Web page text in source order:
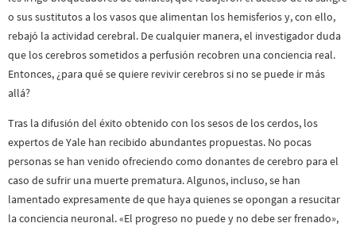
o sus sustitutos a los vasos que alimentan los hemisferios y, con ello,
rebajó la actividad cerebral. De cualquier manera, el investigador duda
que los cerebros sometidos a perfusión recobren una conciencia real.
Entonces, ¿para qué se quiere revivir cerebros si no se puede ir más
allá?
Tras la difusión del éxito obtenido con los sesos de los cerdos, los
expertos de Yale han recibido abundantes propuestas. No pocas
personas se han venido ofreciendo como donantes de cerebro para el
caso de sufrir una muerte prematura. Algunos, incluso, se han
lamentado expresamente de que haya quienes se opongan a resucitar
la conciencia neuronal. «El progreso no puede y no debe ser frenado»,